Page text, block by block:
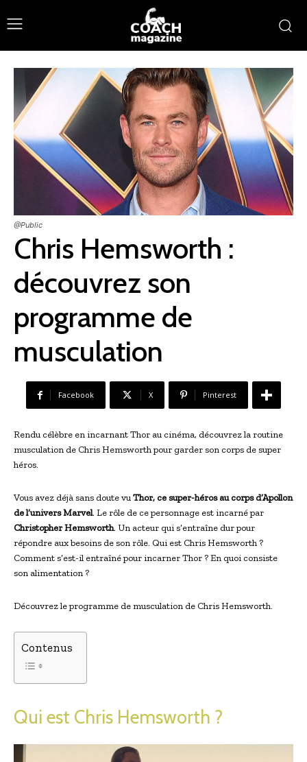
@Public
Chris Hemsworth :
découvrez son
programme de
musculation
Facebook X Pinterest
Rendu célèbre en incarnant Thor au cinéma, découvrez la routine
musculation de Chris Hemsworth pour garder son corps de super
héros.
Vous avez déjà sans doute vuThor, ce super-héros au corps d’Apollon
de l’univers Marvel. Le rôle de ce personnage est incarné par
Christopher Hemsworth. Un acteur qui s’entraîne dur pour
répondre aux besoins de son rôle. Qui est Chris Hemsworth ?
Comment s’est-il entraîné pour incarner Thor ? En quoi consiste
son alimentation ?
Découvrez le programme de musculation de Chris Hemsworth.
Contenus
Qui est Chris Hemsworth ?